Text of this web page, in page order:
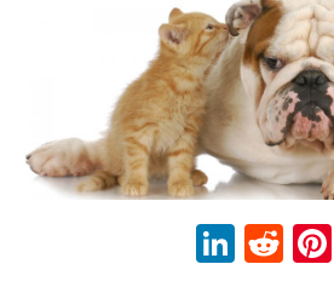
Twitter
Pinterest
Reddit